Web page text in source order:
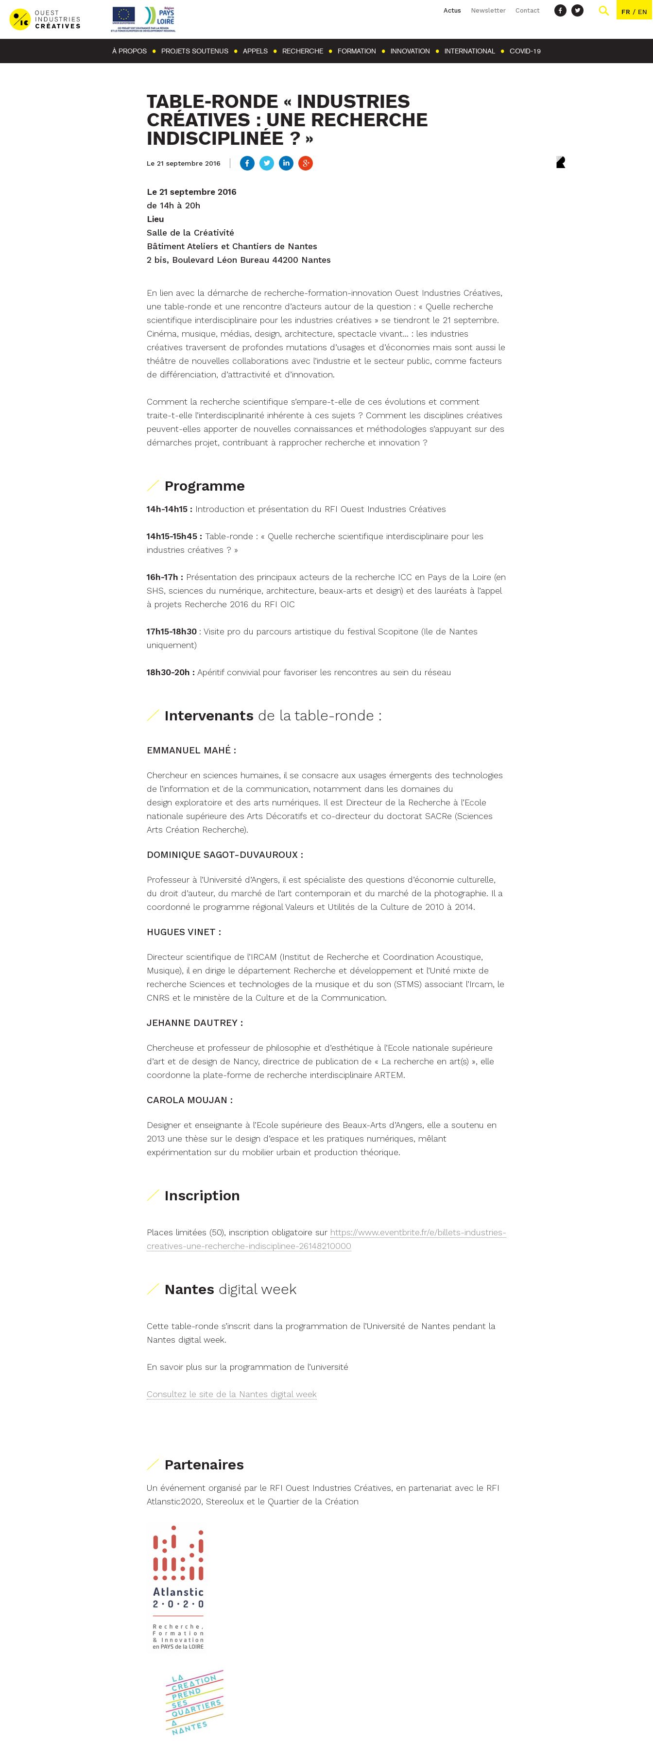
Actus Newsletter Contact FR / EN
À PROPOS PROJETS SOUTENUS APPELS RECHERCHE FORMATION INNOVATION INTERNATIONAL COVID-19
TABLE-RONDE « INDUSTRIES
CRÉATIVES : UNE RECHERCHE
INDISCIPLINÉE ? »
Le 21 septembre 2016
Le 21 septembre 2016
de 14h à 20h
Lieu
Salle de la Créativité
Bâtiment Ateliers et Chantiers de Nantes
2 bis, Boulevard Léon Bureau 44200 Nantes
En lien avec la démarche de recherche-formation-innovation Ouest Industries Créatives,
une table-ronde et une rencontre d’acteurs autour de la question : « Quelle recherche
scientifique interdisciplinaire pour les industries créatives » se tiendront le 21 septembre.
Cinéma, musique, médias, design, architecture, spectacle vivant… : les industries
créatives traversent de profondes mutations d’usages et d’économies mais sont aussi le
théâtre de nouvelles collaborations avec l’industrie et le secteur public, comme facteurs
de différenciation, d’attractivité et d’innovation.
Comment la recherche scientifique s’empare-t-elle de ces évolutions et comment
traite-t-elle l’interdisciplinarité inhérente à ces sujets ? Comment les disciplines créatives
peuvent-elles apporter de nouvelles connaissances et méthodologies s’appuyant sur des
démarches projet, contribuant à rapprocher recherche et innovation ?
Programme
14h-14h15 : Introduction et présentation du RFI Ouest Industries Créatives
14h15-15h45 : Table-ronde : « Quelle recherche scientifique interdisciplinaire pour les
industries créatives ? »
16h-17h : Présentation des principaux acteurs de la recherche ICC en Pays de la Loire (en
SHS, sciences du numérique, architecture, beaux-arts et design) et des lauréats à l’appel
à projets Recherche 2016 du RFI OIC
17h15-18h30 : Visite pro du parcours artistique du festival Scopitone (Ile de Nantes
uniquement)
18h30-20h : Apéritif convivial pour favoriser les rencontres au sein du réseau
Intervenants de la table-ronde :
EMMANUEL MAHÉ :
Chercheur en sciences humaines, il se consacre aux usages émergents des technologies
de l’information et de la communication, notamment dans les domaines du
design exploratoire et des arts numériques. Il est Directeur de la Recherche à l’Ecole
nationale supérieure des Arts Décoratifs et co-directeur du doctorat SACRe (Sciences
Arts Création Recherche).
DOMINIQUE SAGOT-DUVAUROUX :
Professeur à l’Université d’Angers, il est spécialiste des questions d’économie culturelle,
du droit d’auteur, du marché de l’art contemporain et du marché de la photographie. Il a
coordonné le programme régional Valeurs et Utilités de la Culture de 2010 à 2014.
HUGUES VINET :
Directeur scientifique de l’IRCAM (Institut de Recherche et Coordination Acoustique,
Musique), il en dirige le département Recherche et développement et l’Unité mixte de
recherche Sciences et technologies de la musique et du son (STMS) associant l’Ircam, le
CNRS et le ministère de la Culture et de la Communication.
JEHANNE DAUTREY :
Chercheuse et professeur de philosophie et d’esthétique à l’Ecole nationale supérieure
d’art et de design de Nancy, directrice de publication de « La recherche en art(s) », elle
coordonne la plate-forme de recherche interdisciplinaire ARTEM.
CAROLA MOUJAN :
Designer et enseignante à l’Ecole supérieure des Beaux-Arts d’Angers, elle a soutenu en
2013 une thèse sur le design d’espace et les pratiques numériques, mêlant
expérimentation sur du mobilier urbain et production théorique.
Inscription
Places limitées (50), inscription obligatoire sur https://www.eventbrite.fr/e/billets-industries-
creatives-une-recherche-indisciplinee-26148210000
Nantes digital week
Cette table-ronde s’inscrit dans la programmation de l’Université de Nantes pendant la
Nantes digital week.
En savoir plus sur la programmation de l’université
Consultez le site de la Nantes digital week
Partenaires
Un événement organisé par le RFI Ouest Industries Créatives, en partenariat avec le RFI
Atlanstic2020, Stereolux et le Quartier de la Création